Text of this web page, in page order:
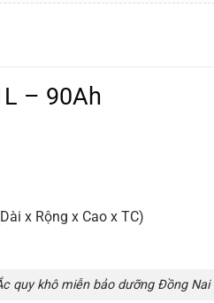
– 90Ah
x Rộng x Cao x TC)
quy khô miễn bảo dưỡng Đồng Nai